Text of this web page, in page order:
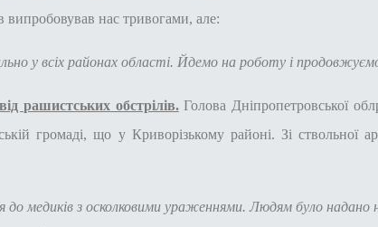
випробовував нас тривогами, але:
у всіх районах області. Йдемо на роботу і
рашистських обстрілів. Голова Дніпропетровської
громаді, що у Криворізькому районі. Зі ствольної
до медиків з осколковими ураженнями. Людям було надано